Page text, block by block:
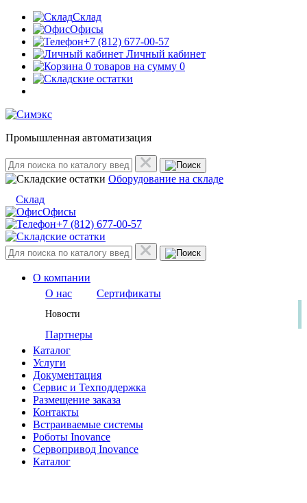
Склад
Офисы
+7 (812) 677-00-57
Личный кабинет
0 товаров на сумму 0
Промышленная автоматизация
Оборудование на складе
Склад
Офисы
+7 (812) 677-00-57
О компании
О нас
Сертификаты
Новости
Партнеры
Каталог
Услуги
Документация
Сервис и Техподдержка
Размещение заказа
Контакты
Встраиваемые системы
Роботы Inovance
Сервопривод Inovance
Каталог